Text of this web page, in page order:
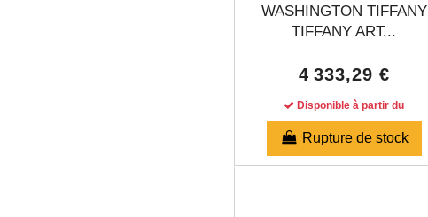
WASHINGTON TIFFANY
TIFFANY ART...
4 333,29 €
Disponible à partir du
Rupture de stock